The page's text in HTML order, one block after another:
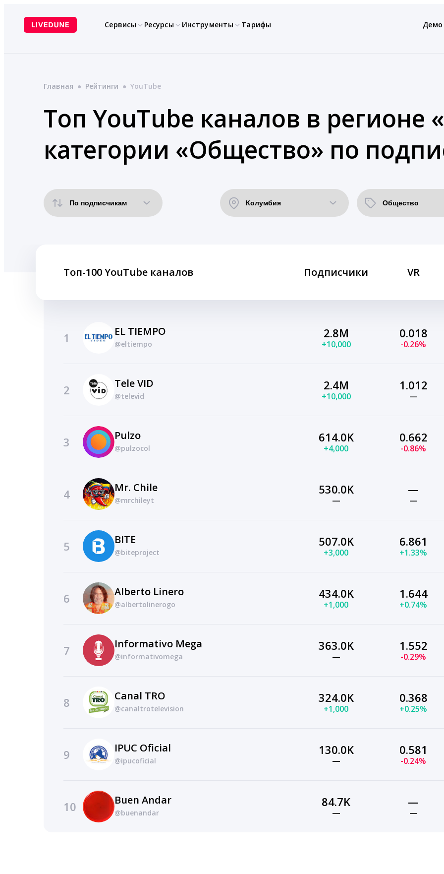
содержимому
Сервисы Ресурсы Инструменты Тарифы Демо
Главная ● Рейтинги ● YouTube
Топ YouTube каналов в регионе
категории «Общество» по
Топ-100 YouTube каналов Подписчики VR
1 EL TIEMPO
@eltiempo
2.8M
+10,000
0.018
-0.26%
2 Tele VID
@televid
2.4M
+10,000
1.012
—
3 Pulzo
@pulzocol
614.0K
+4,000
0.662
-0.86%
4 Mr. Chile
@mrchileyt
530.0K
—
—
—
5 BITE
@biteproject
507.0K
+3,000
6.861
+1.33%
6 Alberto Linero
@albertolinerogo
434.0K
+1,000
1.644
+0.74%
7 Informativo Mega
@informativomega
363.0K
—
1.552
-0.29%
8 Canal TRO
@canaltrotelevision
324.0K
+1,000
0.368
+0.25%
9 IPUC Oficial
@ipucoficial
130.0K
—
0.581
-0.24%
10 Buen Andar
@buenandar
84.7K
—
—
—